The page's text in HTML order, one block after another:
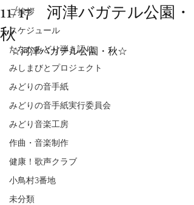
ご挨拶
スケジュール
たなかみどり弾き語り
みしまびとプロジェクト
みどりの音手紙
みどりの音手紙実行委員会
みどり音楽工房
作曲・音楽制作
健康！歌声クラブ
小鳥村3番地
未分類
11/17 河津バガテル公園・
秋
☆河津バガテル公園・秋☆